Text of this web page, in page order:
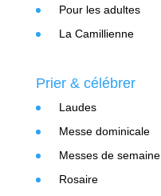
Pour les adultes
La Camillienne
Prier & célébrer
Laudes
Messe dominicale
Messes de semaine
Rosaire